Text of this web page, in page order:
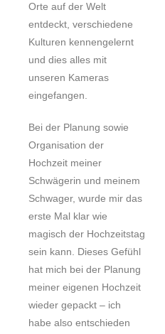
Orte auf der Welt
entdeckt, verschiedene
Kulturen kennengelernt
und dies alles mit
unseren Kameras
eingefangen.
Bei der Planung sowie
Organisation der
Hochzeit meiner
Schwägerin und meinem
Schwager, wurde mir das
erste Mal klar wie
magisch der Hochzeitstag
sein kann. Dieses Gefühl
hat mich bei der Planung
meiner eigenen Hochzeit
wieder gepackt – ich
habe also entschieden